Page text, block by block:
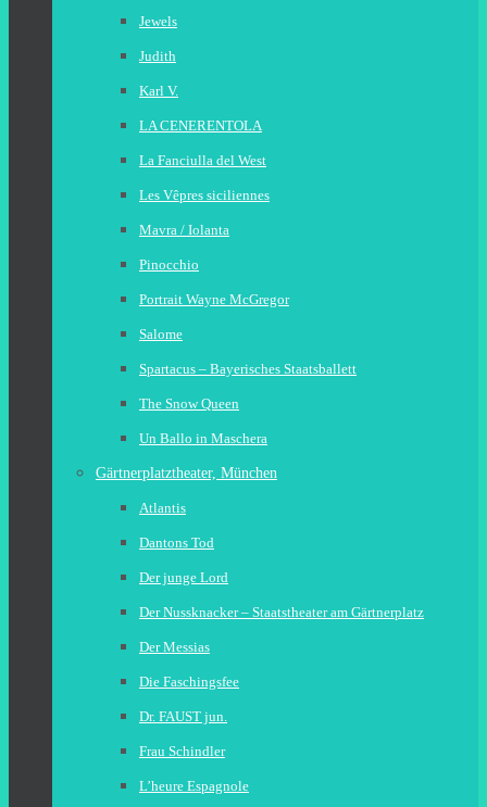
Jewels
Judith
Karl V.
LA CENERENTOLA
La Fanciulla del West
Les Vêpres siciliennes
Mavra / Iolanta
Pinocchio
Portrait Wayne McGregor
Salome
Spartacus – Bayerisches Staatsballett
The Snow Queen
Un Ballo in Maschera
Gärtnerplatztheater, München
Atlantis
Dantons Tod
Der junge Lord
Der Nussknacker – Staatstheater am Gärtnerplatz
Der Messias
Die Faschingsfee
Dr. FAUST jun.
Frau Schindler
L’heure Espagnole